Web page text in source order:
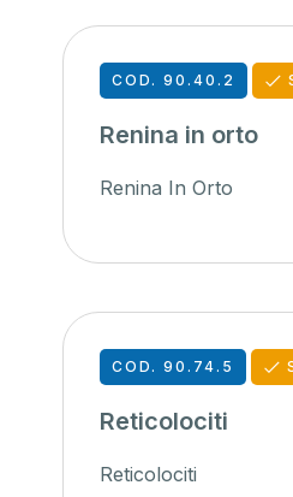
COD. 90.40.2
Renina in orto
Renina In Orto
COD. 90.74.5
Reticolociti
Reticolociti